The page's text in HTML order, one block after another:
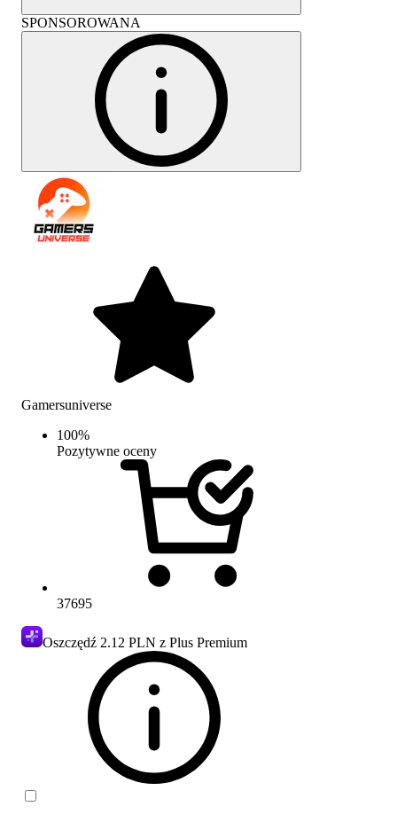
SPONSOROWANA
Gamersuniverse
100%
Pozytywne oceny
37695
Oszczędź 2.12 PLN z Plus Premium